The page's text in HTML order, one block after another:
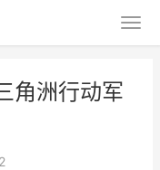
角洲行动军